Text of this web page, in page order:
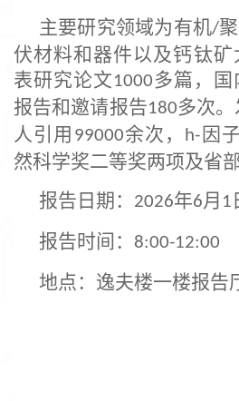
主要研究领域为有机/
伏材料和器件以及钙钛
表研究论文1000多篇，
报告和邀请报告180多次
人引用 99000余次， h- 因子
然科学奖二等奖两项及省
报告日期 ： 2026年6月 1
报告时间 ： 8:00-12:00
地点 ：逸夫楼一楼报告